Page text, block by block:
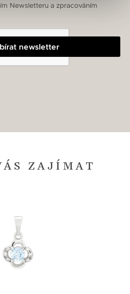
newsletter
Newsletteru a zpracováním
ZAJÍMAT